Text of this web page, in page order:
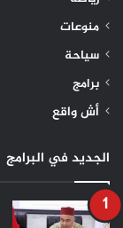
منوعات
سياحة
برامج
أش واقع
الجديد في البرامج